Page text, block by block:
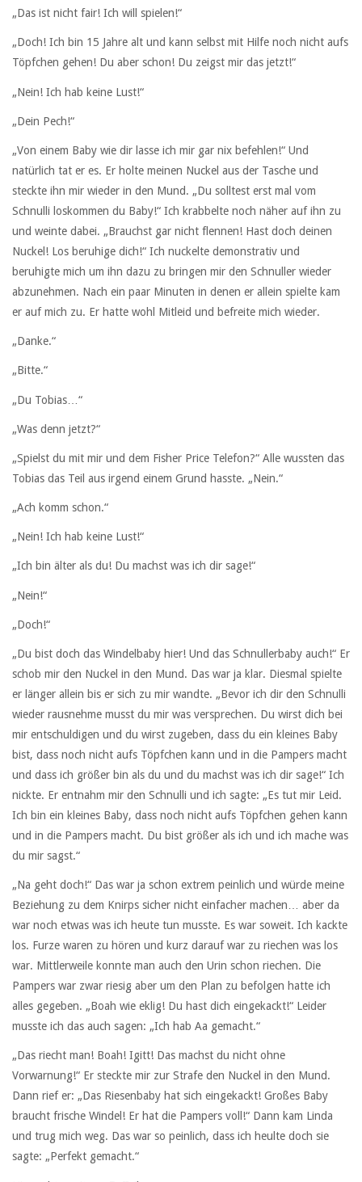
„Das ist nicht fair! Ich will spielen!“
„Doch! Ich bin 15 Jahre alt und kann selbst mit Hilfe noch nicht aufs
Töpfchen gehen! Du aber schon! Du zeigst mir das jetzt!“
„Nein! Ich hab keine Lust!“
„Dein Pech!“
„Von einem Baby wie dir lasse ich mir gar nix befehlen!“ Und
natürlich tat er es. Er holte meinen Nuckel aus der Tasche und
steckte ihn mir wieder in den Mund. „Du solltest erst mal vom
Schnulli loskommen du Baby!“ Ich krabbelte noch näher auf ihn zu
und weinte dabei. „Brauchst gar nicht flennen! Hast doch deinen
Nuckel! Los beruhige dich!“ Ich nuckelte demonstrativ und
beruhigte mich um ihn dazu zu bringen mir den Schnuller wieder
abzunehmen. Nach ein paar Minuten in denen er allein spielte kam
er auf mich zu. Er hatte wohl Mitleid und befreite mich wieder.
„Danke.“
„Bitte.“
„Du Tobias…“
„Was denn jetzt?“
„Spielst du mit mir und dem Fisher Price Telefon?“ Alle wussten das
Tobias das Teil aus irgend einem Grund hasste. „Nein.“
„Ach komm schon.“
„Nein! Ich hab keine Lust!“
„Ich bin älter als du! Du machst was ich dir sage!“
„Nein!“
„Doch!“
„Du bist doch das Windelbaby hier! Und das Schnullerbaby auch!“ Er
schob mir den Nuckel in den Mund. Das war ja klar. Diesmal spielte
er länger allein bis er sich zu mir wandte. „Bevor ich dir den Schnulli
wieder rausnehme musst du mir was versprechen. Du wirst dich bei
mir entschuldigen und du wirst zugeben, dass du ein kleines Baby
bist, dass noch nicht aufs Töpfchen kann und in die Pampers macht
und dass ich größer bin als du und du machst was ich dir sage!“ Ich
nickte. Er entnahm mir den Schnulli und ich sagte: „Es tut mir Leid.
Ich bin ein kleines Baby, dass noch nicht aufs Töpfchen gehen kann
und in die Pampers macht. Du bist größer als ich und ich mache was
du mir sagst.“
„Na geht doch!“ Das war ja schon extrem peinlich und würde meine
Beziehung zu dem Knirps sicher nicht einfacher machen… aber da
war noch etwas was ich heute tun musste. Es war soweit. Ich kackte
los. Furze waren zu hören und kurz darauf war zu riechen was los
war. Mittlerweile konnte man auch den Urin schon riechen. Die
Pampers war zwar riesig aber um den Plan zu befolgen hatte ich
alles gegeben. „Boah wie eklig! Du hast dich eingekackt!“ Leider
musste ich das auch sagen: „Ich hab Aa gemacht.“
„Das riecht man! Boah! Igitt! Das machst du nicht ohne
Vorwarnung!“ Er steckte mir zur Strafe den Nuckel in den Mund.
Dann rief er: „Das Riesenbaby hat sich eingekackt! Großes Baby
braucht frische Windel! Er hat die Pampers voll!“ Dann kam Linda
und trug mich weg. Das war so peinlich, dass ich heulte doch sie
sagte: „Perfekt gemacht.“